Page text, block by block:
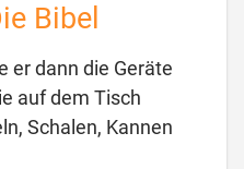
Bibel
er dann die Geräte
auf dem Tisch
Schalen, Kannen